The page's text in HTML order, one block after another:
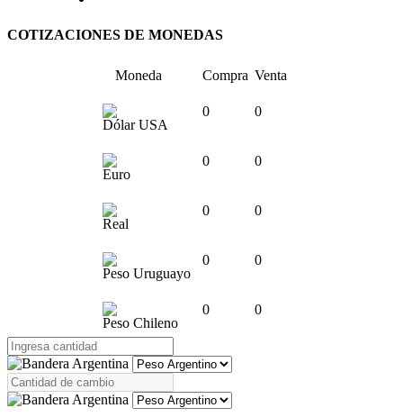
COTIZACIONES DE MONEDAS
Moneda Compra Venta
Dólar USA
0 0
Euro
0 0
Real
0 0
Peso Uruguayo
0 0
Peso Chileno
0 0